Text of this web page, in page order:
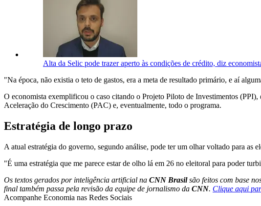
Alta da Selic pode trazer aperto às condições de crédito, diz
"Na época, não existia o teto de gastos, era a meta de resultado primário, e aí
O economista exemplificou o caso citando o Projeto Piloto de Investimentos
Aceleração do Crescimento (PAC) e, eventualmente, todo o programa.
Estratégia de longo prazo
A atual estratégia do governo, segundo análise, pode ter um olhar voltado para as
"É uma estratégia que me parece estar de olho lá em 26 no eleitoral para poder
Os textos gerados por inteligência artificial na CNN Brasilsão feitos com base
final também passa pela revisão da equipe de jornalismo da CNN. Clique aqui
Acompanhe Economia nas Redes Sociais